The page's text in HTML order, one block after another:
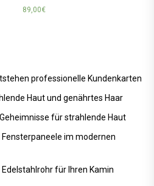
89,00€
professionelle Kundenkarten
Haut und genährtes Haar
für strahlende Haut
im modernen
für Ihren Kamin